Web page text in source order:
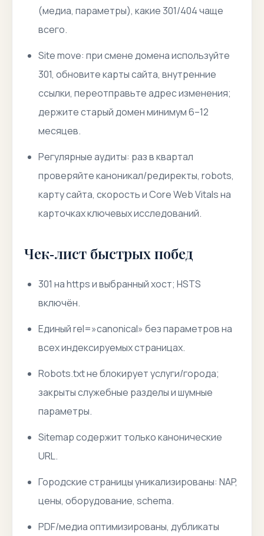
(медиа, параметры), какие 301/404 чаще
всего.
Site move: при смене домена используйте
301, обновите карты сайта, внутренние
ссылки, переотправьте адрес изменения;
держите старый домен минимум 6–12
месяцев.
Регулярные аудиты: раз в квартал
проверяйте каноникал/редиректы, robots,
карту сайта, скорость и Core Web Vitals на
карточках ключевых исследований.
Чек‑лист быстрых побед
301 на https и выбранный хост; HSTS
включён.
Единый rel=»canonical» без параметров на
всех индексируемых страницах.
Robots.txt не блокирует услуги/города;
закрыты служебные разделы и шумные
параметры.
Sitemap содержит только канонические
URL.
Городские страницы уникализированы: NAP,
цены, оборудование, schema.
PDF/медиа оптимизированы, дубликаты